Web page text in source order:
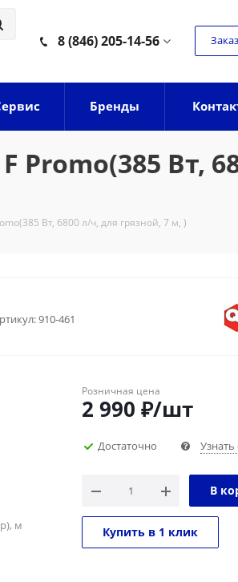
8 (846) 205-14-56
Бренды
Promo(385 Вт,
Вт, 6800 л/ч, для грязной, 7 м, )
910-461
м
Розничная цена
2 990 ₽/шт
Достаточно
В
Купить в 1 клик